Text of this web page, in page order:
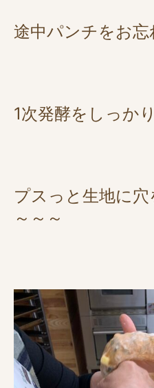
途中パンチをお忘
1次発酵をしっか
プスっと生地に
～～～